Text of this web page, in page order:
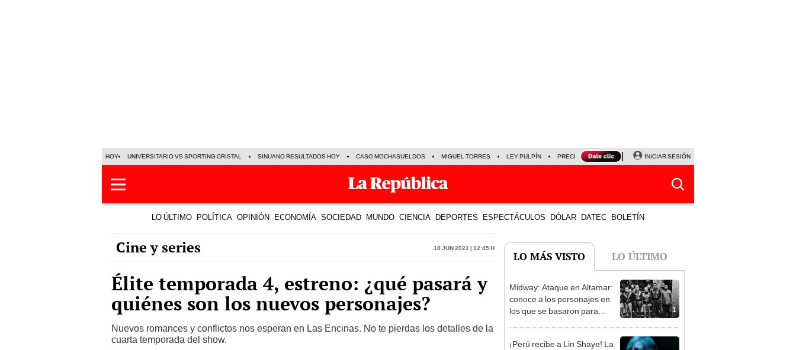
HOY UNIVERSITARIO VS SPORTING CRISTAL SINUANO RESULTADOS HOY CASO MOCHASUELDOS MIGUEL TORRES LEY PULPÍN PRECIO DEL DÓLAR CORTE DE LUZ VIERNES 7 DE AGOSTO
INICIAR SESIÓN
LO ÚLTIMO POLÍTICA OPINIÓN ECONOMÍA SOCIEDAD MUNDO CIENCIA DEPORTES ESPECTÁCULOS DÓLAR DATEC BOLETÍN
Cine y series 18 Jun 2021 | 12:45 h
Élite temporada 4, estreno: ¿qué pasará y
quiénes son los nuevos personajes?
Nuevos romances y conflictos nos esperan en Las Encinas. No te pierdas los detalles de la
cuarta temporada del show.
LO MÁS VISTO LO ÚLTIMO
1
Midway: Ataque en Altamar:
conoce a los personajes en
los que se basaron para
¡Perú recibe a Lin Shaye! La